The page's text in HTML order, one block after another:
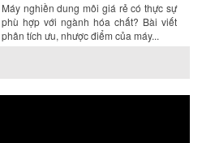
Máy nghiền dung môi giá rẻ có thực sự
phù hợp với ngành hóa chất? Bài viết
phân tích ưu, nhược điểm của máy...
KHUẤY SƠN DÙNG ĐIỆN TRONG SẢN XUẤT